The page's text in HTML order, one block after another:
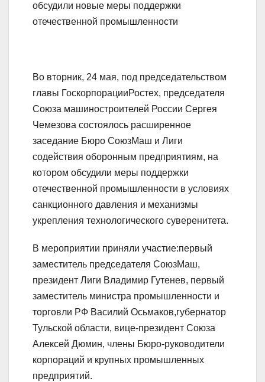
обсудили новые меры поддержки
отечественной промышленности
Во вторник, 24 мая, под председательством
главы ГоскорпорацииРостех, председателя
Союза машиностроителей России Сергея
Чемезова состоялось расширенное
заседание Бюро СоюзМаш и Лиги
содействия оборонным предприятиям, на
котором обсудили меры поддержки
отечественной промышленности в условиях
санкционного давления и механизмы
укрепления технологического суверенитета.
В мероприятии приняли участие:первый
заместитель председателя CоюзМаш,
президент Лиги Владимир Гутенев, первый
заместитель министра промышленности и
торговли РФ Василий Осьмаков,губернатор
Тульской области, вице-президент Союза
Алексей Дюмин, члены Бюро-руководители
корпораций и крупных промышленных
предприятий.